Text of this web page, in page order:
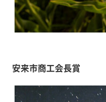
安来市商工会長賞